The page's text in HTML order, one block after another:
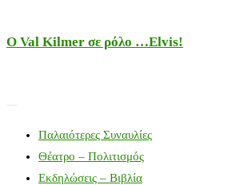
Ο Val Kilmer σε ρόλο …Elvis!
Παλαιότερες Συναυλίες
Θέατρο – Πολιτισμός
Εκδηλώσεις – Βιβλία